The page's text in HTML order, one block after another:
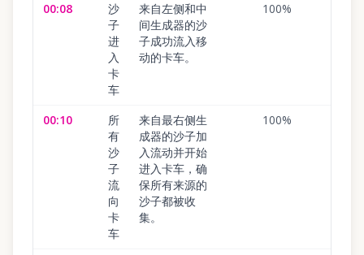
00:08
沙
子
进
入
卡
车
来自左侧和中
间生成器的沙
子成功流入移
动的卡车。
100%
00:10
所
有
沙
子
流
向
卡
车
来自最右侧生
成器的沙子加
入流动并开始
进入卡车，确
保所有来源的
沙子都被收
集。
100%